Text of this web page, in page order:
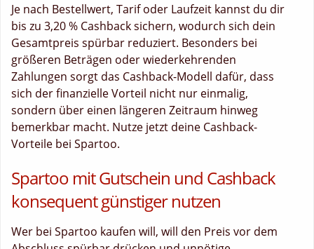
Je nach Bestellwert, Tarif oder Laufzeit kannst du dir
bis zu 3,20 % Cashback sichern, wodurch sich dein
Gesamtpreis spürbar reduziert. Besonders bei
größeren Beträgen oder wiederkehrenden
Zahlungen sorgt das Cashback-Modell dafür, dass
sich der finanzielle Vorteil nicht nur einmalig,
sondern über einen längeren Zeitraum hinweg
bemerkbar macht. Nutze jetzt deine Cashback-
Vorteile bei Spartoo.
Spartoo mit Gutschein und Cashback
konsequent günstiger nutzen
Wer bei Spartoo kaufen will, will den Preis vor dem